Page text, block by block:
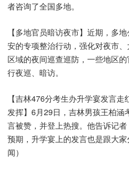
者咨询了全国多地。
【多地官员暗访夜市】近期，多
安的专项整治行动，强化对夜市
区域的夜间巡查巡防，一些地区
行夜巡、暗访。
【吉林476分考生办升学宴发言
发挥】6月29日，吉林男孩王柏涵
言被赞，并登上热搜。他告诉记
预期，升学宴上的发言也是跟大
闻）